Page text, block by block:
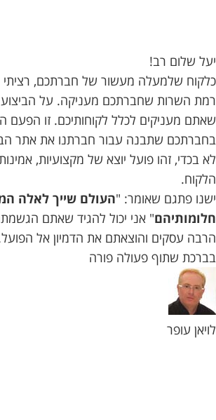
יעל שלום רב!
כלקוח שלמעלה מעשור של חברתכם, רציתי
רמת השרות שחברתכם מעניקה. על הביצוע
שאתם מעניקים לכלל לקוחותיכם. זו הפעם
בחברתכם שתבנה עבור חברתנו את אתר
לא בכדי, זהו פועל יוצא של מקצועיות,
הלקוח.
ישנו פתגם שאומר: "העולם שייך לאלה
חלומותיהם" אני יכול להגיד שאתם
הרבה עסקים והוצאתם את הדמיון אל
בברכת שתוף פעולה פורה
לויאן עופר